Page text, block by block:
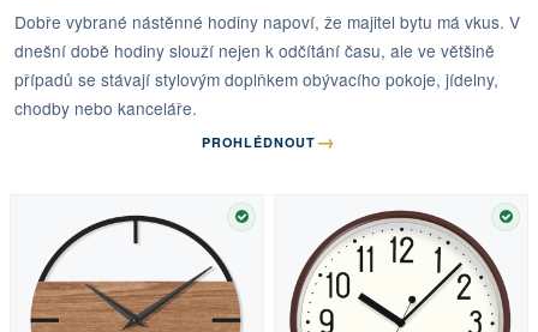
Dobře vybrané nástěnné hodiny napoví, že majitel bytu má vkus. V
dnešní době hodiny slouží nejen k odčítání času, ale ve většině
případů se stávají stylovým doplňkem obývacího pokoje, jídelny,
chodby nebo kanceláře.
PROHLÉDNOUT →
SKLADEM